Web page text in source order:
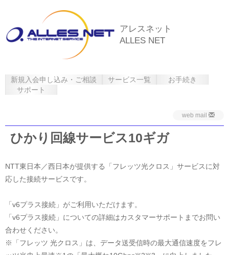
アレスネット
ALLES NET
新規入会申し込み・ご相談 サービス一覧
お手続き
サポート
web mail
ひかり回線サービス10ギガ
NTT東日本／西日本が提供する「フレッツ光クロス」サービスに対
応した接続サービスです。
「v6プラス接続」がご利用いただけます。
「v6プラス接続」についての詳細はカスタマーサポートまでお問い
合わせください。
※「フレッツ 光クロス」は、データ送受信時の最大通信速度をフレ